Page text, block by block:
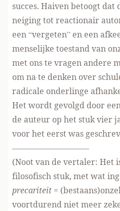
succes. Haiven betoogt
neiging tot reactionair
een “vergeten” en een
menselijke toestand van
met ons te vragen andere
om na te denken over
radicale onderlinge
Het wordt gevolgd door
de auteur op het stuk vier
voor het eerst was
—————————–
(Noot van de vertaler: Het
filosofisch stuk, met wat
precariteit =
voortdurend niet meer